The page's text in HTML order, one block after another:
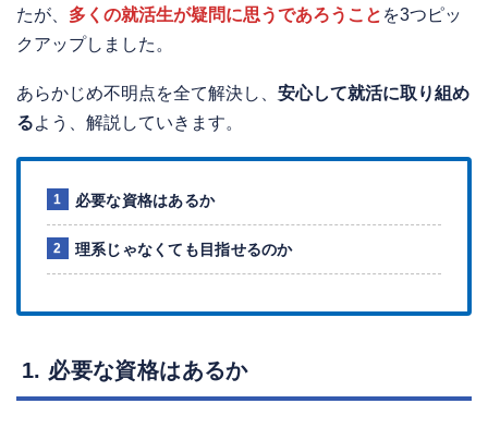
たが、 多くの就活生が疑問に思うであろうこと を3つピッ
クアップしました。
あらかじめ不明点を全て解決し、 安心して就活に取り組め
るよう、解説していきます。
必要な資格はあるか
理系じゃなくても目指せるのか
1. 必要な資格はあるか